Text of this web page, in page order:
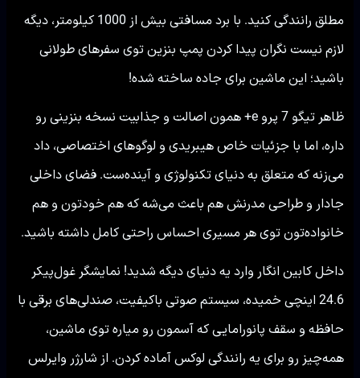
مطلق رانندگی کنید. با برد مسافتی بیش از 1000 کیلومتر، دیگه
لازم نیست نگران پیدا کردن پمپ بنزین توی سفرهای طولانی
باشید؛ این ماشین برای جاده ساخته شده!
ظاهر تیگو 7 پرو e+ همون اصالت و جذابیت نسخه بنزینی رو
داره، اما با جزئیات خاص هیبریدی و لوگوهای اختصاصی، داد
می‌زنه که متعلق به دنیای تکنولوژی و آینده‌ست. فضای داخلی
جادار و طراحی مدرنش هم باعث می‌شه که هم خودتون و هم
خانواده‌تون توی هر مسیری احساس راحتی کامل داشته باشید.
داخل کابین انگار وارد یه دنیای دیگه شدید! نمایشگر غول‌پیکر
24.6 اینچی خمیده، سیستم صوتی باکیفیت، صندلی‌های برقی با
حافظه و سقف پانورامایی که آسمون رو میاره توی ماشین،
همه‌چیز رو برای یه رانندگی لوکس آماده کردن. از شارژر وایرلس